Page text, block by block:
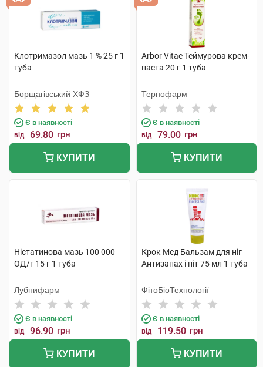
Клотримазол мазь 1 % 25 г 1
туба
Борщагівський ХФЗ
Є в наявності
від 69.80 грн
КУПИТИ
Arbor Vitae Теймурова крем-
паста 20 г 1 туба
Тернофарм
Є в наявності
від 79.00 грн
КУПИТИ
Ністатинова мазь 100 000
ОД/г 15 г 1 туба
Лубнифарм
Є в наявності
від 96.90 грн
КУПИТИ
Крок Мед Бальзам для ніг
Антизапах і піт 75 мл 1 туба
ФітоБіоТехнології
Є в наявності
від 119.50 грн
КУПИТИ